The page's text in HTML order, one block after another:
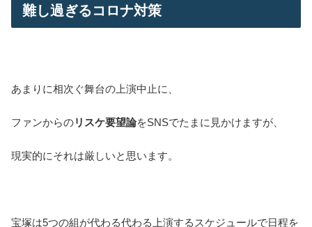
難し過ぎるコロナ対策
あまりに相次ぐ舞台の上演中止に、
ファンからのリスケ要望論をSNSでたまに見かけますが、
現実的にそれは厳しいと思います。
宝塚は5つの組が代わる代わる上演するスケジュールで日程を